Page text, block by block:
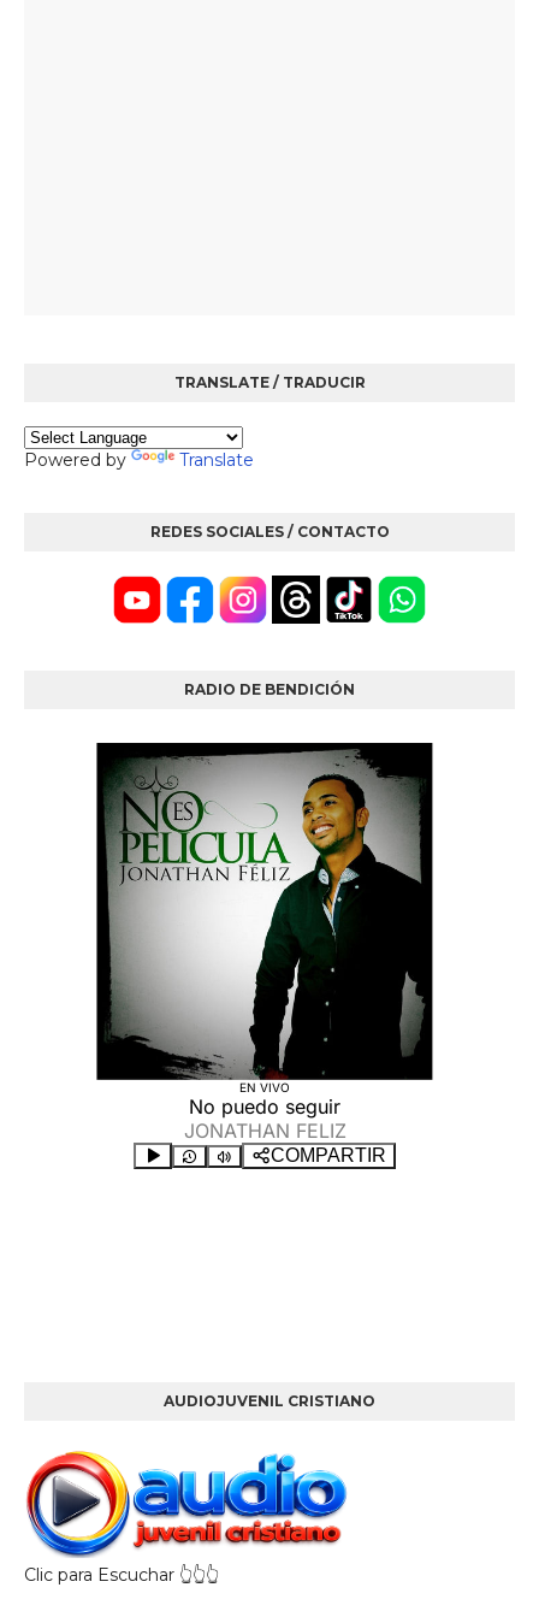
TRANSLATE / TRADUCIR
Powered by Translate
REDES SOCIALES / CONTACTO
RADIO DE BENDICIÓN
AUDIOJUVENIL CRISTIANO
Clic para Escuchar 👆👆👆